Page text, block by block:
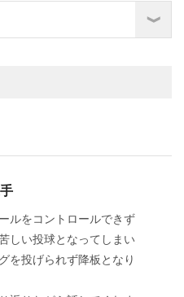
ルをコントロールできず
しい投球となってしまい
を投げられず降板となり